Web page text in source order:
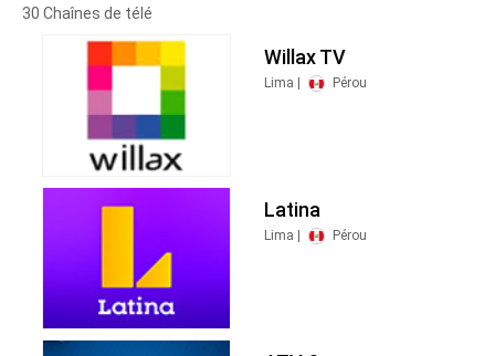
30 Chaînes de télé
Willax TV
Lima | Pérou
Latina
Lima | Pérou